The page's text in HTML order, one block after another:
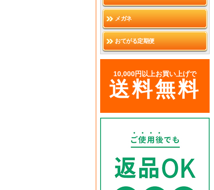
メガネ
おてがる定期便
10,000円以上お買い上げで
送料無料